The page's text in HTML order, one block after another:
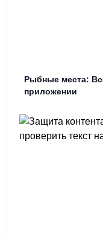
Рыбные места:
приложении